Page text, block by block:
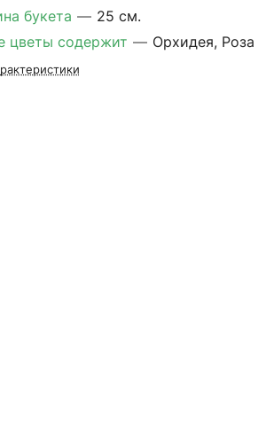
букета — 25 см.
цветы содержит — Орхидея, Роза